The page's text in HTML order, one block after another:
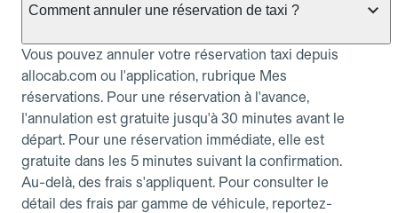
Comment annuler une réservation de taxi ?
Vous pouvez annuler votre réservation taxi depuis
allocab.com ou l'application, rubrique Mes
réservations. Pour une réservation à l'avance,
l'annulation est gratuite jusqu'à 30 minutes avant le
départ. Pour une réservation immédiate, elle est
gratuite dans les 5 minutes suivant la confirmation.
Au-delà, des frais s'appliquent. Pour consulter le
détail des frais par gamme de véhicule, reportez-